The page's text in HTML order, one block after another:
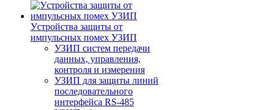
Уcтройства защиты от
импульсных помех УЗИП
УЗИП систем передачи
данных, управления,
контроля и измерения
УЗИП для защиты линий
последовательного
интерфейса RS-485